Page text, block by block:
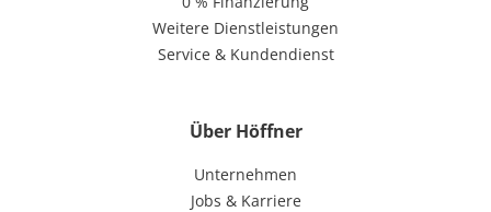
Weitere Dienstleistungen
Service & Kundendienst
Über Höffner
Unternehmen
Jobs & Karriere